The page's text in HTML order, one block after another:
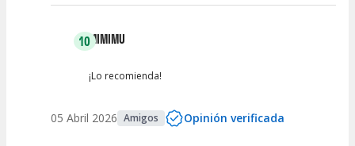
10MIMIMU
¡Lo recomienda!
05 Abril 2026 Amigos Opinión verificada